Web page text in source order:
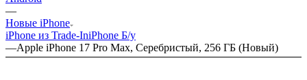
—
Новые iPhone
iPhone из Trade-IniPhone Б/у
—Apple iPhone 17 Pro Max, Серебристый, 256 ГБ (Новый)